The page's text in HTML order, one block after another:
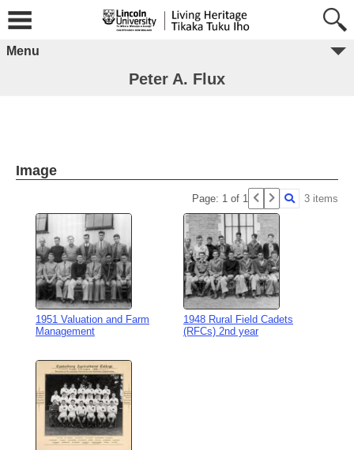
Menu
Peter A. Flux
Image
Page: 1 of 1 3 items
1951 Valuation and Farm
Management
1948 Rural Field Cadets
(RFCs) 2nd year